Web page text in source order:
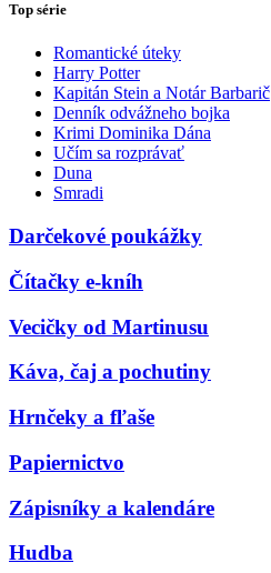
Top série
Romantické úteky
Harry Potter
Kapitán Stein a Notár Barbarič
Denník odvážneho bojka
Krimi Dominika Dána
Učím sa rozprávať
Duna
Smradi
Darčekové poukážky
Čítačky e-kníh
Vecičky od Martinusu
Káva, čaj a pochutiny
Hrnčeky a fľaše
Papiernictvo
Zápisníky a kalendáre
Hudba